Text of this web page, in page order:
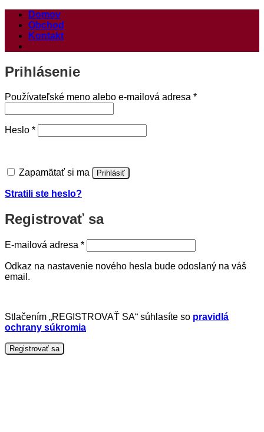
Domov
Obchod
Kontakt
Prihlásenie
Používateľské meno alebo e-mailová adresa *Povinné
Heslo *Povinné
Zapamätať si ma Prihlásiť
Stratili ste heslo?
Registrovať sa
E-mailová adresa *Povinné
Odkaz na nastavenie nového hesla bude odoslaný na váš
email.
Stlačením „REGISTROVAŤ SA“ súhlasíte so pravidlá
ochrany súkromia
Registrovať sa